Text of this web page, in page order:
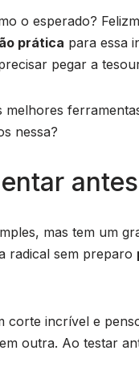
o esperado?
prática para essa
pegar a
melhores
nessa?
mas tem um
radical sem preparo
incrível e
outra. Ao testar